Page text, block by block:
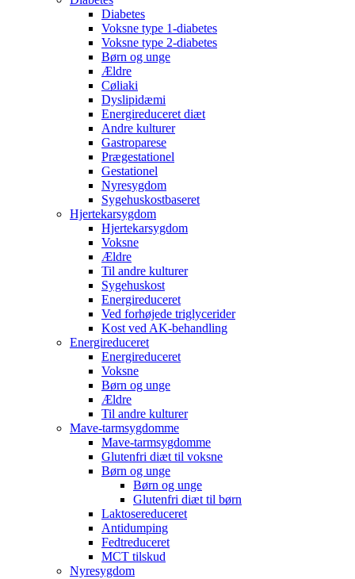
Diabetes
Voksne type 1-diabetes
Voksne type 2-diabetes
Børn og unge
Ældre
Cøliaki
Dyslipidæmi
Energireduceret diæt
Andre kulturer
Gastroparese
Prægestationel
Gestationel
Nyresygdom
Sygehuskostbaseret
Hjertekarsygdom
Hjertekarsygdom
Voksne
Ældre
Til andre kulturer
Sygehuskost
Energireduceret
Ved forhøjede triglycerider
Kost ved AK-behandling
Energireduceret
Energireduceret
Voksne
Børn og unge
Ældre
Til andre kulturer
Mave-tarmsygdomme
Mave-tarmsygdomme
Glutenfri diæt til voksne
Børn og unge
Børn og unge
Glutenfri diæt til børn
Laktosereduceret
Antidumping
Fedtreduceret
MCT tilskud
Nyresygdom